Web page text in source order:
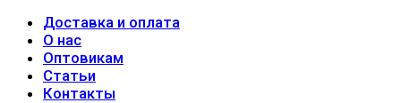
Доставка и оплата
О нас
Оптовикам
Статьи
Контакты